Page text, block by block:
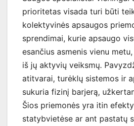
prioritetas visada turi būti
kolektyvinės apsaugos
sprendimai, kurie apsaugo
esančius asmenis vienu
iš jų aktyvių veiksmų.
atitvarai, turėklų sistemos ir
sukuria fizinį barjerą,
Šios priemonės yra itin
statybvietėse ar ant pastatų